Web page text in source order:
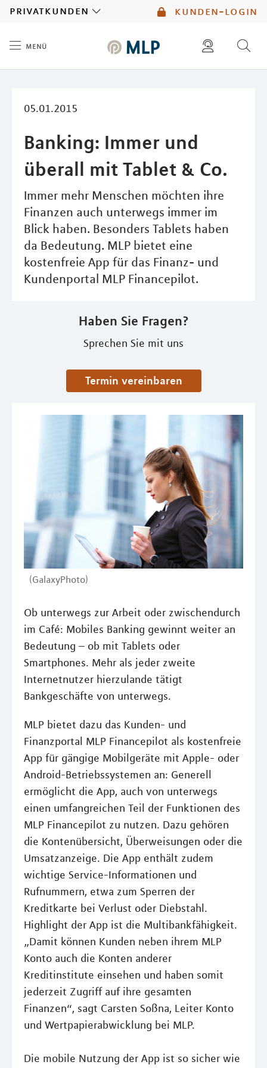
kunden-login
privatkunden
menü
05.01.2015
Banking: Immer und
überall mit Tablet & Co.
Immer mehr Menschen möchten ihre
Finanzen auch unterwegs immer im
Blick haben. Besonders Tablets haben
da Bedeutung. MLP bietet eine
kostenfreie App für das Finanz- und
Kundenportal MLP Financepilot.
Haben Sie Fragen?
Sprechen Sie mit uns
Termin vereinbaren
(GalaxyPhoto)
Ob unterwegs zur Arbeit oder zwischendurch
im Café: Mobiles Banking gewinnt weiter an
Bedeutung – ob mit Tablets oder
Smartphones. Mehr als jeder zweite
Internetnutzer hierzulande tätigt
Bankgeschäfte von unterwegs.
MLP bietet dazu das Kunden- und
Finanzportal MLP Financepilot als kostenfreie
App für gängige Mobilgeräte mit Apple- oder
Android-Betriebssystemen an: Generell
ermöglicht die App, auch von unterwegs
einen umfangreichen Teil der Funktionen des
MLP Financepilot zu nutzen. Dazu gehören
die Kontenübersicht, Überweisungen oder die
Umsatzanzeige. Die App enthält zudem
wichtige Service-Informationen und
Rufnummern, etwa zum Sperren der
Kreditkarte bei Verlust oder Diebstahl.
Highlight der App ist die Multibankfähigkeit.
„Damit können Kunden neben ihrem MLP
Konto auch die Konten anderer
Kreditinstitute einsehen und haben somit
jederzeit Zugriff auf ihre gesamten
Finanzen“, sagt Carsten Soßna, Leiter Konto
und Wertpapierabwicklung bei MLP.
Die mobile Nutzung der App ist so sicher wie